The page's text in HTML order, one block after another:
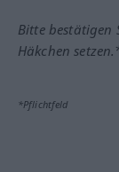
Bitte bestätigen
Häkchen
*Pflichtfeld